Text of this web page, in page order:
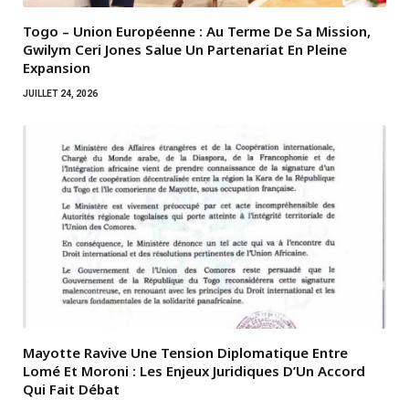
Togo – Union Européenne : Au Terme De Sa Mission,
Gwilym Ceri Jones Salue Un Partenariat En Pleine
Expansion
JUILLET 24, 2026
Mayotte Ravive Une Tension Diplomatique Entre
Lomé Et Moroni : Les Enjeux Juridiques D’Un Accord
Qui Fait Débat